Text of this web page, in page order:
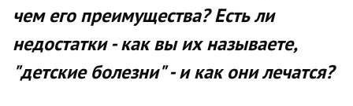
чем его преимущества? Есть ли
недостатки - как вы их называете,
"детские болезни" - и как они лечатся?